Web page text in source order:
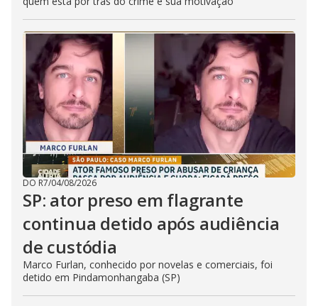
DO R7/04/08/2026
SP: ator preso em flagrante
continua detido após audiência
de custódia
Marco Furlan, conhecido por novelas e comerciais, foi
detido em Pindamonhangaba (SP)